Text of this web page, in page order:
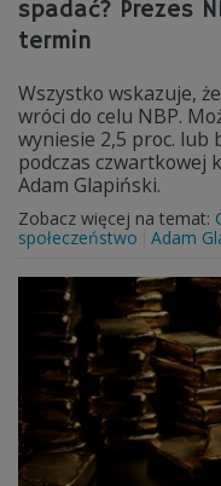
spadać? Prezes
termin
Wszystko wskazuje,
wróci do celu NBP.
wyniesie 2,5 proc. lub
podczas czwartkowej
Adam Glapiński.
Zobacz więcej na temat:
społeczeństwo
Adam